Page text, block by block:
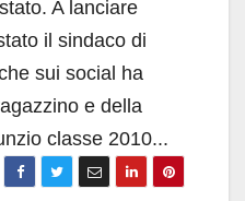
A lanciare
il sindaco di
sui social ha
e della
classe 2010...